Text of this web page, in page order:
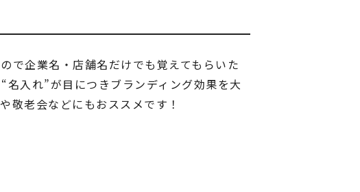
で企業名・店舗名だけでも覚えてもらいた
入れ”が目につきブランディング効果を大
敬老会などにもおススメです！